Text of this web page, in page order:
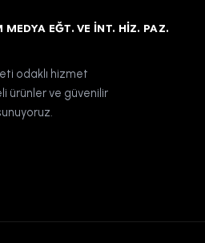
EĞT. VE İNT. HIZ. PAZ.
odaklı hizmet
ürünler ve güvenilir